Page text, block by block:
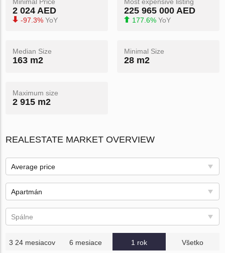
Minimal Price
2 024 AED
-97.3% YoY
Most expensive listing
225 965 000 AED
177.6% YoY
Median Size
163 m2
Minimal Size
28 m2
Maximum size
2 915 m2
REALESTATE MARKET OVERVIEW
Average price
Apartmán
Spálne
3 24 mesiacov 6 mesiace 1 rok Všetko